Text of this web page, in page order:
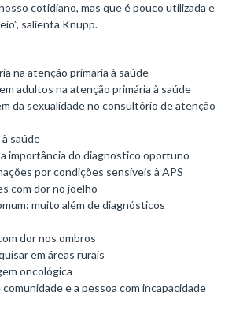
cotidiano, mas que é pouco utilizada e
salienta Knupp.
na atenção primária à saúde
adultos na atenção primária à saúde
da sexualidade no consultório de atenção
saúde
importância do diagnostico oportuno
por condições sensíveis à APS
com dor no joelho
muito além de diagnósticos
dor nos ombros
em áreas rurais
oncológica
e a pessoa com incapacidade